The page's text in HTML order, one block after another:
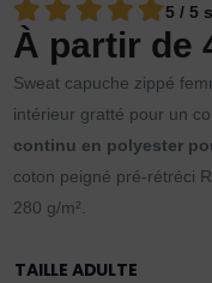
5 / 5
À partir de
Sweat capuche zippé
intérieur gratté pour un
continu en polyester
coton peigné pré-rétréci
280 g/m².
TAILLE ADULTE